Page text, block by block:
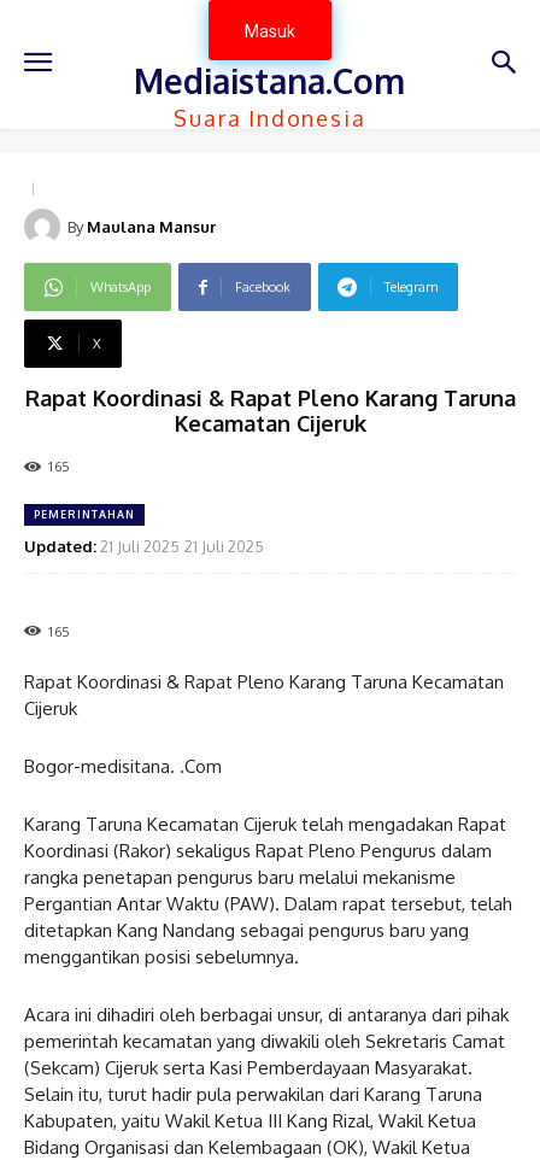
Masuk
Mediaistana.Com
Suara Indonesia
By Maulana Mansur
WhatsApp Facebook Telegram
X
Rapat Koordinasi & Rapat Pleno Karang Taruna
Kecamatan Cijeruk
165
PEMERINTAHAN
Updated:21 Juli 2025 21 Juli 2025
165
Rapat Koordinasi & Rapat Pleno Karang Taruna Kecamatan
Cijeruk
Bogor-medisitana. .Com
Karang Taruna Kecamatan Cijeruk telah mengadakan Rapat
Koordinasi (Rakor) sekaligus Rapat Pleno Pengurus dalam
rangka penetapan pengurus baru melalui mekanisme
Pergantian Antar Waktu (PAW). Dalam rapat tersebut, telah
ditetapkan Kang Nandang sebagai pengurus baru yang
menggantikan posisi sebelumnya.
Acara ini dihadiri oleh berbagai unsur, di antaranya dari pihak
pemerintah kecamatan yang diwakili oleh Sekretaris Camat
(Sekcam) Cijeruk serta Kasi Pemberdayaan Masyarakat.
Selain itu, turut hadir pula perwakilan dari Karang Taruna
Kabupaten, yaitu Wakil Ketua III Kang Rizal, Wakil Ketua
Bidang Organisasi dan Kelembagaan (OK), Wakil Ketua